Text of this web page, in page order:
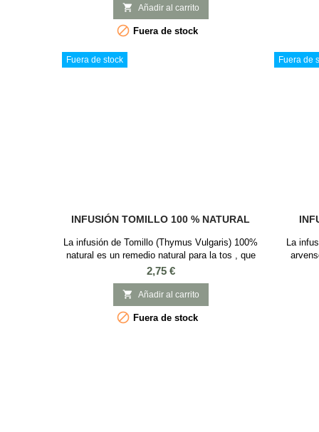
 Añadir al carrito
 Fuera de stock
como
Fuera de stock
INFUSIÓN TOMILLO 100 % NATURAL
La infusión de Tomillo (Thymus Vulgaris) 100%
natural es un remedio natural para la tos , que
proviene de una hierba aromática que se
conoce desde hace siglos en la zona
Mediterránea y es ideal para combatir
problemas respiratorios: bronquitis / tos /
resfriados. Ingredientes: Hojas de Tomillo
Precio
2,75 €
 Añadir al carrito
 Fuera de stock
Fuera de
La
ayuda